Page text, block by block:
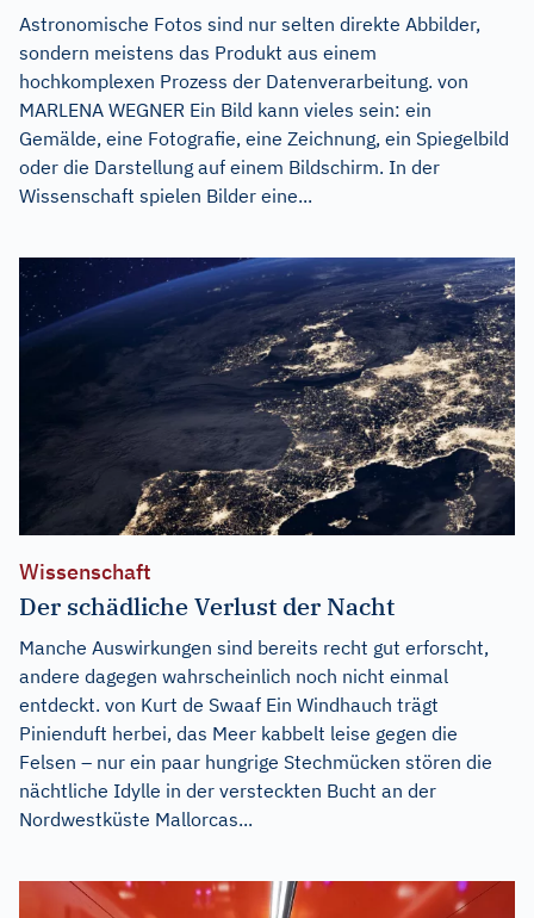
Astronomische Fotos sind nur selten direkte Abbilder,
sondern meistens das Produkt aus einem
hochkomplexen Prozess der Datenverarbeitung. von
MARLENA WEGNER Ein Bild kann vieles sein: ein
Gemälde, eine Fotografie, eine Zeichnung, ein Spiegelbild
oder die Darstellung auf einem Bildschirm. In der
Wissenschaft spielen Bilder eine...
Wissenschaft
Der schädliche Verlust der Nacht
Manche Auswirkungen sind bereits recht gut erforscht,
andere dagegen wahrscheinlich noch nicht einmal
entdeckt. von Kurt de Swaaf Ein Windhauch trägt
Pinienduft herbei, das Meer kabbelt leise gegen die
Felsen – nur ein paar hungrige Stechmücken stören die
nächtliche Idylle in der versteckten Bucht an der
Nordwestküste Mallorcas...